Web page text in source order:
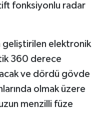
fonksiyonlu radar
geliştirilen elektronik
360 derece
ve dördü gövde
olmak üzere
menzilli füze